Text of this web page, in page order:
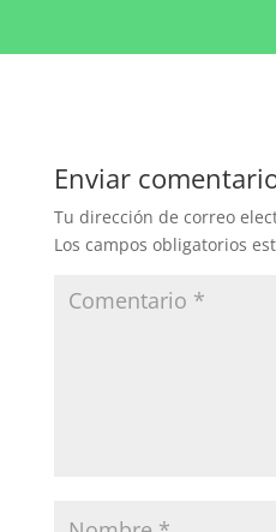
Enviar
Tu dirección de correo
Los campos obligatorios